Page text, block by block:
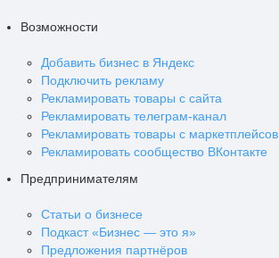
Возможности
Добавить бизнес в Яндекс
Подключить рекламу
Рекламировать товары с сайта
Рекламировать телеграм-канал
Рекламировать товары с маркетплейсов
Рекламировать сообщество ВКонтакте
Предпринимателям
Статьи о бизнесе
Подкаст «Бизнес — это я»
Предложения партнёров